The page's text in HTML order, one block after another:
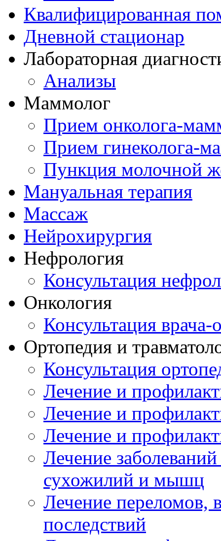
Квалифицированная
Дневной стационар
Лабораторная
Анализы
Маммолог
Прием онколога-
Прием гинеколога-
Пункция молочной
Мануальная терапия
Массаж
Нейрохирургия
Нефрология
Консультация
Онкология
Консультация врача-
Ортопедия и
Консультация
Лечение и
Лечение и
Лечение и
Лечение
сухожилий и мышц
Лечение переломов,
последствий